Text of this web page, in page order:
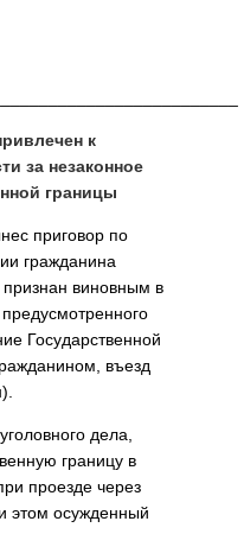
к
за незаконное
границы
приговор по
гражданина
виновным в
Государственной
въезд
дела,
границу в
проезде через
этом осужденный